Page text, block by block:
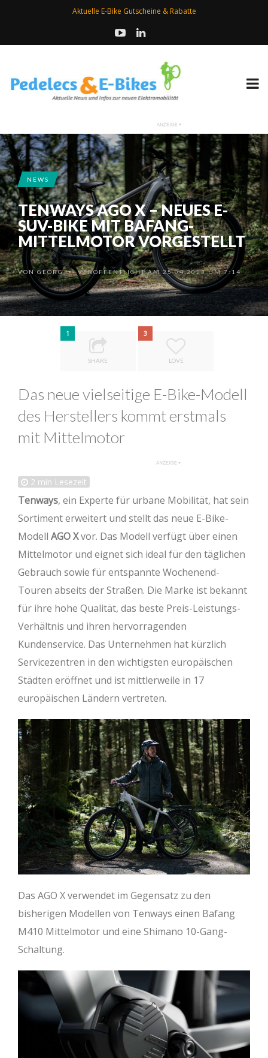
Aktuelle E-Bike Gutscheine & Rabatte
NEWS
TENWAYS AGO X – NEUES E-
SUV-BIKE MIT BAFANG-
MITTELMOTOR VORGESTELLT
VONGEORG •VERÖFFENTLICHT AM 25.04.2023 UM 7:14
1
SHARE
3
LOVE
Das neue vielseitige E-Bike-Modell
des Herstellers kommt erstmals
mit Mittelmotor
2 min Lesezeit
Tenways, ein Experte für urbane Mobilität, hat sein
Sortiment erweitert und stellt das neue E-Bike-
Modell AGO Xvor. Das Modell verfügt über einen
Mittelmotor und eignet sich ideal für den täglichen
Gebrauch sowie für entspannte Wochenend-
Touren abseits der Straßen. Die Marke ist bekannt
für ihre hohe Qualität, das beste Preis-Leistungs-
Verhältnis und ihren hervorragenden
Kundenservice. Das Unternehmen hat kürzlich
Servicezentren in den wichtigsten europäischen
Städten eröffnet und ist mittlerweile in 17
europäischen Ländern vertreten.
Das AGO X verwendet im Gegensatz zu den
bisherigen Modellen von Tenways einen Bafang
M410 Mittelmotor und eine Shimano 10-Gang-
Schaltung.